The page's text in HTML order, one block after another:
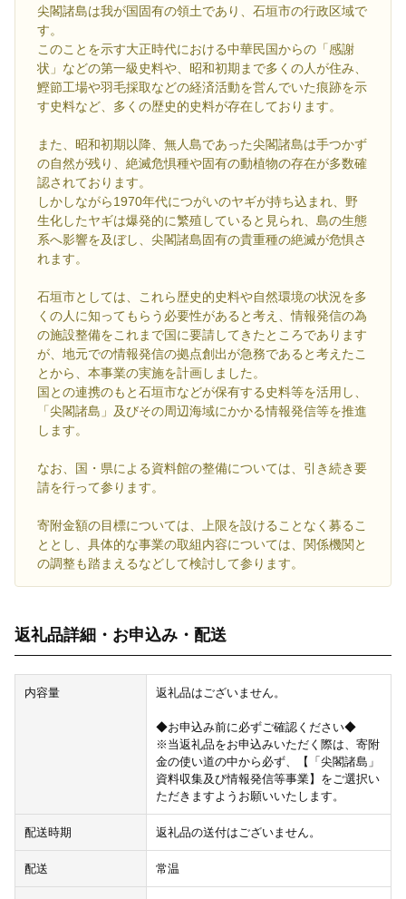
尖閣諸島は我が国固有の領土であり、石垣市の行政区域で
す。
このことを示す大正時代における中華民国からの「感謝
状」などの第一級史料や、昭和初期まで多くの人が住み、
鰹節工場や羽毛採取などの経済活動を営んでいた痕跡を示
す史料など、多くの歴史的史料が存在しております。
また、昭和初期以降、無人島であった尖閣諸島は手つかず
の自然が残り、絶滅危惧種や固有の動植物の存在が多数確
認されております。
しかしながら1970年代につがいのヤギが持ち込まれ、野
生化したヤギは爆発的に繁殖していると見られ、島の生態
系へ影響を及ぼし、尖閣諸島固有の貴重種の絶滅が危惧さ
れます。
石垣市としては、これら歴史的史料や自然環境の状況を多
くの人に知ってもらう必要性があると考え、情報発信の為
の施設整備をこれまで国に要請してきたところであります
が、地元での情報発信の拠点創出が急務であると考えたこ
とから、本事業の実施を計画しました。
国との連携のもと石垣市などが保有する史料等を活用し、
「尖閣諸島」及びその周辺海域にかかる情報発信等を推進
します。
なお、国・県による資料館の整備については、引き続き要
請を行って参ります。
寄附金額の目標については、上限を設けることなく募るこ
ととし、具体的な事業の取組内容については、関係機関と
の調整も踏まえるなどして検討して参ります。
返礼品詳細・お申込み・配送
内容量 返礼品はございません。
◆お申込み前に必ずご確認ください◆
※当返礼品をお申込みいただく際は、寄附
金の使い道の中から必ず、【「尖閣諸島」
資料収集及び情報発信等事業】をご選択い
ただきますようお願いいたします。
配送時期 返礼品の送付はございません。
配送 常温